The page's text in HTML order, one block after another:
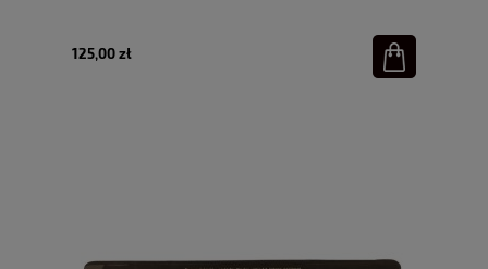
125,00 zł